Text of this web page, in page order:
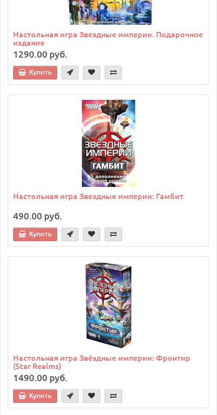
Настольная игра Звездные империи. Подарочное
издание
1290.00 руб.
Купить
Настольная игра Звездные империи: Гамбит
490.00 руб.
Купить
Настольная игра Звёздные империи: Фронтир
(Star Realms)
1490.00 руб.
Купить